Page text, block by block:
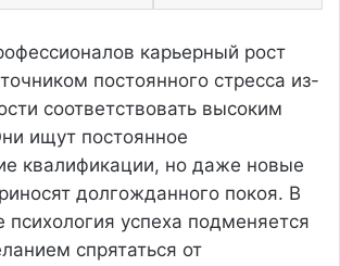
карьерный рост
постоянного стресса из-
соответствовать высоким
ищут постоянное
квалификации, но даже новые
долгожданного покоя. В
психология успеха подменяется
спрятаться от